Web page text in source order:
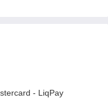
- LiqPay